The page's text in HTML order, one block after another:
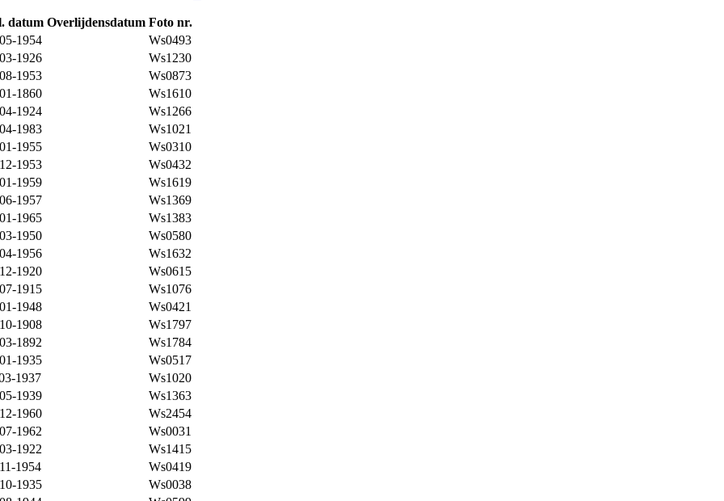
datum Overlijdensdatum Foto nr.
1954
Ws0493
1926
Ws1230
1953
Ws0873
1860
Ws1610
1924
Ws1266
1983
Ws1021
1955
Ws0310
1953
Ws0432
1959
Ws1619
1957
Ws1369
1965
Ws1383
1950
Ws0580
1956
Ws1632
1920
Ws0615
1915
Ws1076
1948
Ws0421
1908
Ws1797
1892
Ws1784
1935
Ws0517
1937
Ws1020
1939
Ws1363
1960
Ws2454
1962
Ws0031
1922
Ws1415
1954
Ws0419
1935
Ws0038